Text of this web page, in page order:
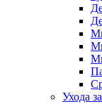
Ухода